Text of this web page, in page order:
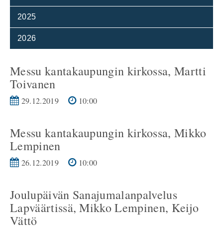
2025
2026
Messu kantakaupungin kirkossa, Martti
Toivanen
29.12.2019 10:00
Messu kantakaupungin kirkossa, Mikko
Lempinen
26.12.2019 10:00
Joulupäivän Sanajumalanpalvelus
Lapväärtissä, Mikko Lempinen, Keijo
Vättö